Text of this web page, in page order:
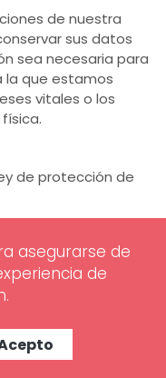
de nuestra
sus datos
sea necesaria para
la que estamos
vitales o los
de protección de
si procesamos o no
hacemos, al acceso
información
de datos
de los datos
asegurarse de
de